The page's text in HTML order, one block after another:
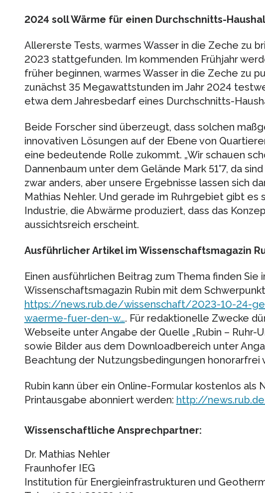
2024 soll Wärme für einen Durchschnitts-
Allererste Tests, warmes Wasser in die Zeche zu
2023 stattgefunden. Im kommenden Frühjahr
früher beginnen, warmes Wasser in die Zeche zu
zunächst 35 Megawattstunden im Jahr 2024
etwa dem Jahresbedarf eines Durchschnitts-
Beide Forscher sind überzeugt, dass solchen
innovativen Lösungen auf der Ebene von
eine bedeutende Rolle zukommt. „Wir schauen
Dannenbaum unter dem Gelände Mark 51°7, da
zwar anders, aber unsere Ergebnisse lassen sich
Mathias Nehler. Und gerade im Ruhrgebiet gibt es
Industrie, die Abwärme produziert, dass das
aussichtsreich erscheint.
Ausführlicher Artikel im Wissenschaftsmagazin
Einen ausführlichen Beitrag zum Thema finden Sie
Wissenschaftsmagazin Rubin mit dem Schwerpunkt
https://news.rub.de/wissenschaft/2023-10-24-
waerme-fuer-den-w…. Für redaktionelle Zwecke
Webseite unter Angabe der Quelle „Rubin – Ruhr-
sowie Bilder aus dem Downloadbereich unter
Beachtung der Nutzungsbedingungen honorarfrei
Rubin kann über ein Online-Formular kostenlos
Printausgabe abonniert werden: http://
Wissenschaftliche Ansprechpartner:
Dr. Mathias Nehler
Fraunhofer IEG
Institution für Energieinfrastrukturen und